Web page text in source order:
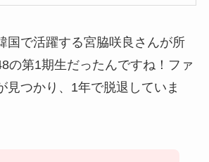
国で活躍する宮脇咲良さんが所
の第1期生だったんですね！ファ
見つかり、1年で脱退していま